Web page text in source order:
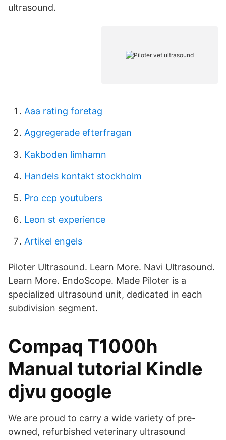
ultrasound.
Aaa rating foretag
Aggregerade efterfragan
Kakboden limhamn
Handels kontakt stockholm
Pro ccp youtubers
Leon st experience
Artikel engels
Piloter Ultrasound. Learn More. Navi Ultrasound.
Learn More. EndoScope. Made Piloter is a
specialized ultrasound unit, dedicated in each
subdivision segment.
Compaq T1000h
Manual tutorial Kindle
djvu google
We are proud to carry a wide variety of pre-
owned, refurbished veterinary ultrasound